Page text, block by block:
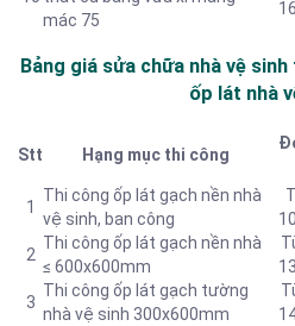
mác 75
Bảng giá sửa chữa nhà vệ sinh
ốp lát nhà
Stt Hạng mục thi công
1
Thi công ốp lát gạch nền nhà
vệ sinh, ban công
2
Thi công ốp lát gạch nền nhà
≤ 600x600mm
3
Thi công ốp lát gạch tường
nhà vệ sinh 300x600mm